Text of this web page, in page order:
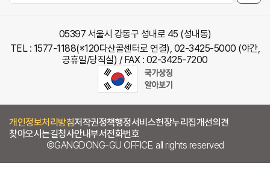
05397 서울시 강동구 성내로 45 (성내동)
TEL : 1577-1188(※120다산콜센터로 연결), 02-3425-5000 (야간,
공휴일/당직실) / FAX : 02-3425-7200
개인정보처리방침저작권정책행정서비스헌장누리집개선의견
찾아오시는길청사안내부서전화번호
©GANGDONG-GU OFFICE. all rights reserved